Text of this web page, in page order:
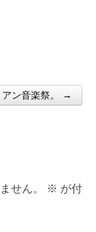
アン音楽祭。 →
せん。 ※ が付